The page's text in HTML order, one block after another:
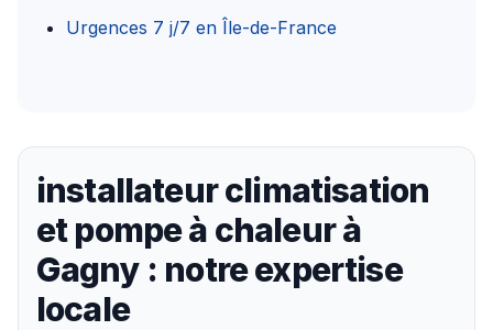
Urgences 7 j/7 en Île-de-France
installateur climatisation
et pompe à chaleur à
Gagny : notre expertise
locale